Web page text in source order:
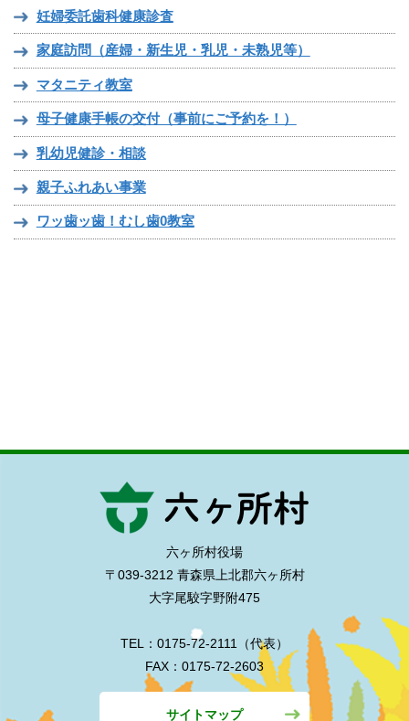
妊婦委託歯科健康診査
家庭訪問（産婦・新生児・乳児・未熟児等）
マタニティ教室
母子健康手帳の交付（事前にご予約を！）
乳幼児健診・相談
親子ふれあい事業
ワッ歯ッ歯！むし歯0教室
六ヶ所村役場
〒039-3212 青森県上北郡六ヶ所村
大字尾駮字野附475
TEL：0175-72-2111（代表）
FAX：0175-72-2603
サイトマップ